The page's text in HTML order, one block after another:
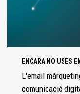
ENCARA NO USES
L'email
comunicació